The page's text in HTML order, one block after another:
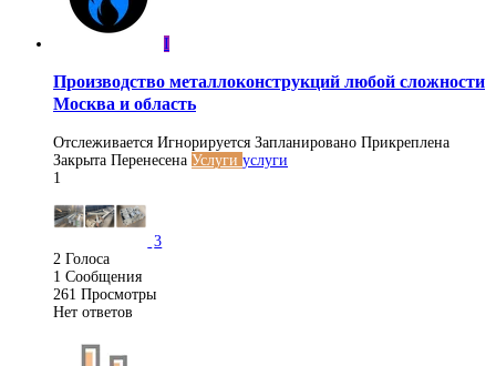
I
Производство металлоконструкций любой сложности
Москва и область
Отслеживается Игнорируется Запланировано Прикреплена
Закрыта Перенесена Услуги услуги
1
3
2 Голоса
1 Сообщения
261 Просмотры
Нет ответов